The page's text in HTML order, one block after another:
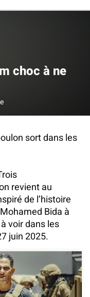
choc à ne
sort dans les
revient au
de l’histoire
Bida à
voir dans les
juin 2025.